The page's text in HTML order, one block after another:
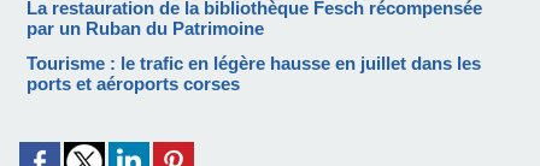
La restauration de la bibliothèque Fesch récompensée
par un Ruban du Patrimoine
Tourisme : le trafic en légère hausse en juillet dans les
ports et aéroports corses